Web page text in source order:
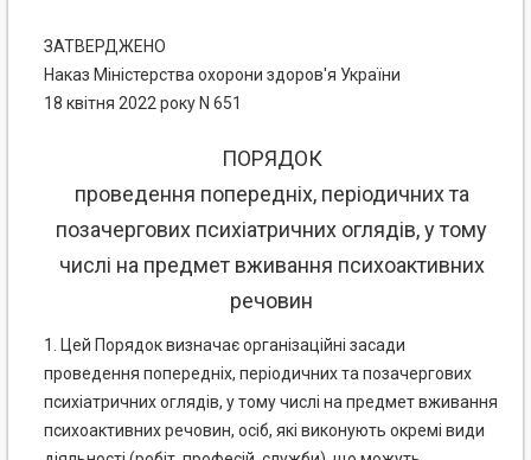
ЗАТВЕРДЖЕНО
Наказ Міністерства охорони здоров'я України
18 квітня 2022 року N 651
ПОРЯДОК
проведення попередніх, періодичних та
позачергових психіатричних оглядів, у тому
числі на предмет вживання психоактивних
речовин
1. Цей Порядок визначає організаційні засади
проведення попередніх, періодичних та позачергових
психіатричних оглядів, у тому числі на предмет вживання
психоактивних речовин, осіб, які виконують окремі види